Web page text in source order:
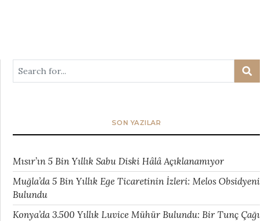
SON YAZILAR
Mısır’ın 5 Bin Yıllık Sabu Diski Hâlâ Açıklanamıyor
Muğla’da 5 Bin Yıllık Ege Ticaretinin İzleri: Melos Obsidyeni
Bulundu
Konya’da 3.500 Yıllık Luvice Mühür Bulundu: Bir Tunç Çağı